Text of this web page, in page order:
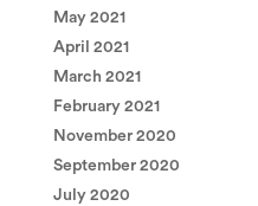
May 2021
April 2021
March 2021
February 2021
November 2020
September 2020
July 2020